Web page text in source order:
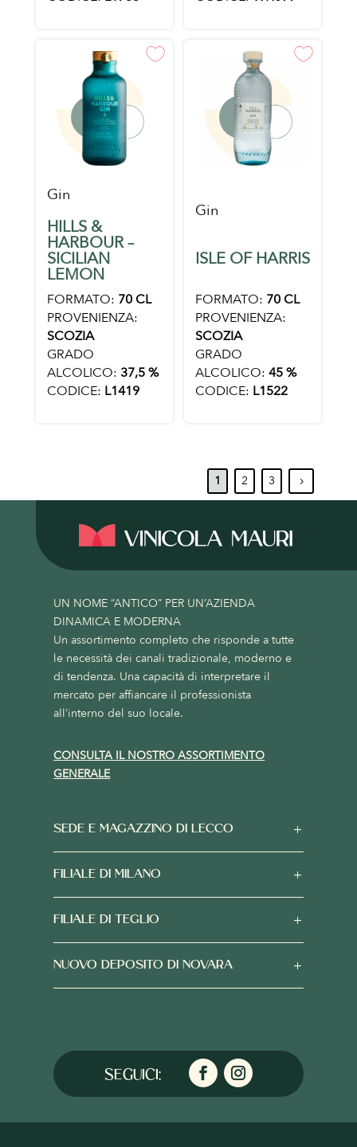
Gin
HILLS &
HARBOUR –
SICILIAN
LEMON
FORMATO: 70 CL
PROVENIENZA:
SCOZIA
GRADO
ALCOLICO: 37,5 %
CODICE: L1419
Gin
ISLE OF HARRIS
FORMATO: 70 CL
PROVENIENZA:
SCOZIA
GRADO
ALCOLICO: 45 %
CODICE: L1522
1 2 3 5
UN NOME “ANTICO” PER UN’AZIENDA
DINAMICA E MODERNA
Un assortimento completo che risponde a tutte
le necessità dei canali tradizionale, moderno e
di tendenza. Una capacità di interpretare il
mercato per affiancare il professionista
all’interno del suo locale.
CONSULTA IL NOSTRO ASSORTIMENTO
GENERALE
SEDE E MAGAZZINO DI LECCO
FILIALE DI MILANO
FILIALE DI TEGLIO
NUOVO DEPOSITO DI NOVARA